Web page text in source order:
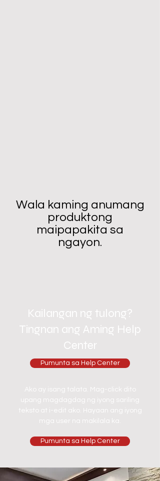
Wala kaming anumang
produktong
maipapakita sa
ngayon.
Kailangan ng tulong?
Tingnan ang Aming Help
Center
Pumunta sa Help Center
Ako ay isang talata. Mag-click dito
upang magdagdag ng iyong sariling
teksto at i-edit ako. Hayaan ang iyong
mga user na makilala ka.
Pumunta sa Help Center